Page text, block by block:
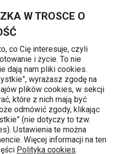
W TROSCE O
co Cię interesuje, czyli
i życie. To nie
dają nam pliki cookies.
wyrażasz zgodę na
plików cookies, w sekcji
które z nich mają być
odmówić zgody, klikając
(nie dotyczy to tzw.
Ustawienia te można
Więcej informacji na ten
Polityka cookies.
KIDS,